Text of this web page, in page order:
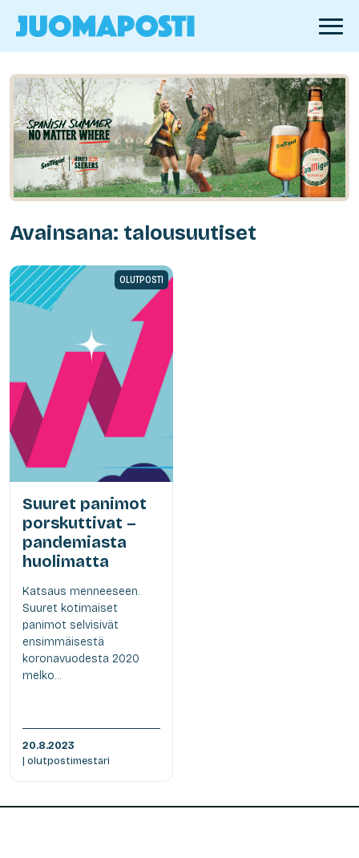
Avainsana: talousuutiset
OLUTPOSTI
Suuret panimot
porskuttivat –
pandemiasta
huolimatta
Katsaus menneeseen.
Suuret kotimaiset
panimot selvisivät
ensimmäisestä
koronavuodesta 2020
melko...
20.8.2023
| olutpostimestari